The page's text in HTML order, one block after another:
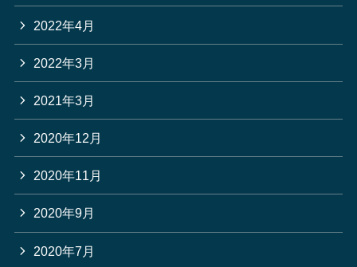
2022年4月
2022年3月
2021年3月
2020年12月
2020年11月
2020年9月
2020年7月